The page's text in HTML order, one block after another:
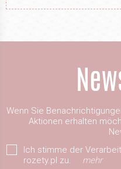
Wenn Sie
Aktionen erhalten
Ich stimme der
rozety.pl zu.
mehr